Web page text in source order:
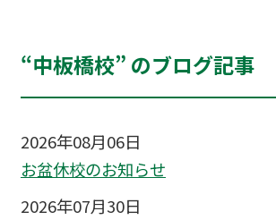
“中板橋校” のブログ記事
2026年08月06日
お盆休校のお知らせ
2026年07月30日